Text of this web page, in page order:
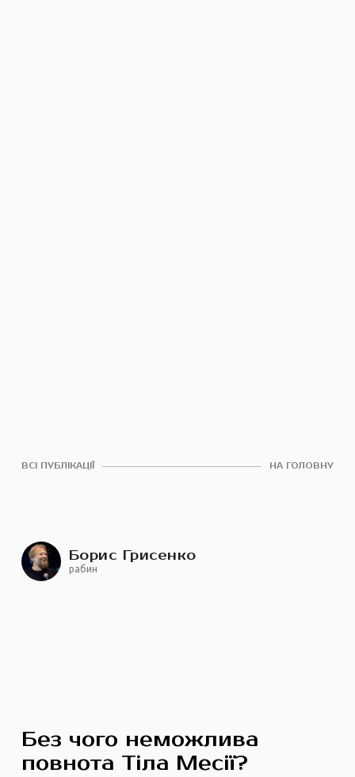
ВСІ ПУБЛІКАЦІЇ НА ГОЛОВНУ
Без чого неможлива
повнота Тіла Месії?
Борис Грисенко
рабин